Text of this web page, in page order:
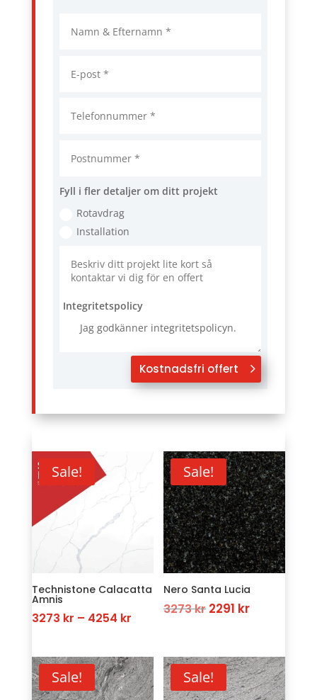
Fyll i fler detaljer om ditt projekt
Rotavdrag
Installation
Integritetspolicy
Jag godkänner integritetspolicyn.
Kostnadsfri offert
Sale!
Technistone Calacatta
Amnis
3273 kr – 4254 krPrice
3273 kr
through
4254 kr
Sale!
Nero Santa Lucia
3273kr Original
3273 kr.
2291 krCurrent
2291 kr.
Sale! Sale!